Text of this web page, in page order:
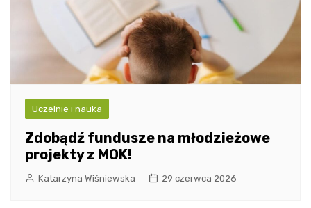
Uczelnie i nauka
Zdobądź fundusze na młodzieżowe
projekty z MOK!
Katarzyna Wiśniewska 29 czerwca 2026